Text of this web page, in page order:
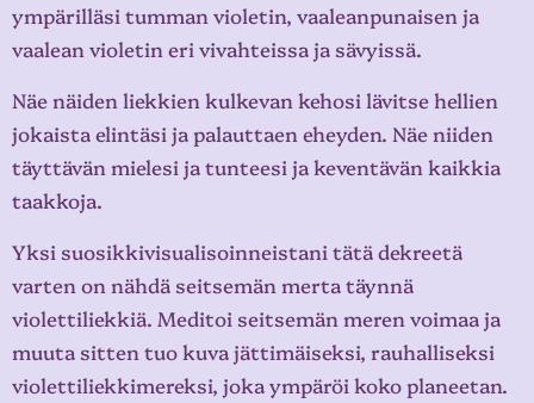
ympärilläsi tumman violetin, vaaleanpunaisen ja
vaalean violetin eri vivahteissa ja sävyissä.
Näe näiden liekkien kulkevan kehosi lävitse hellien
jokaista elintäsi ja palauttaen eheyden. Näe niiden
täyttävän mielesi ja tunteesi ja keventävän kaikkia
taakkoja.
Yksi suosikkivisualisoinneistani tätä dekreetä
varten on nähdä seitsemän merta täynnä
violettiliekkiä. Meditoi seitsemän meren voimaa ja
muuta sitten tuo kuva jättimäiseksi, rauhalliseksi
violettiliekkimereksi, joka ympäröi koko planeetan.